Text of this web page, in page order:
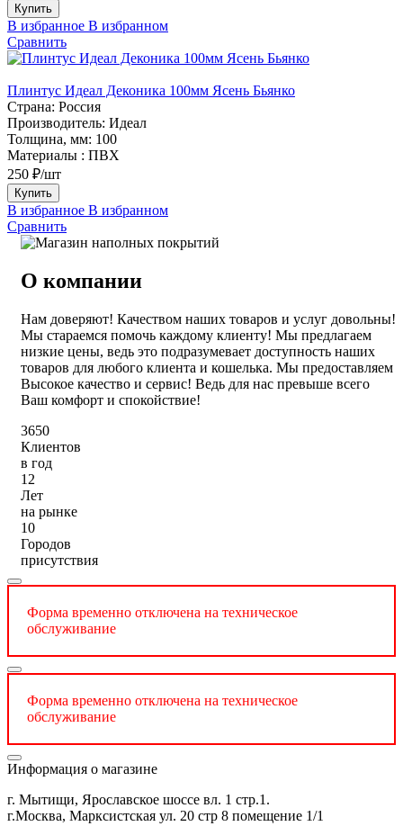
Купить
В избранное В избранном
Сравнить
Плинтус Идеал Деконика 100мм Ясень Бьянко
Страна: Россия
Производитель: Идеал
Толщина, мм: 100
Материалы : ПВХ
250 ₽/шт
Купить
В избранное В избранном
Сравнить
О компании
Нам доверяют! Качеством наших товаров и услуг довольны!
Мы стараемся помочь каждому клиенту! Мы предлагаем
низкие цены, ведь это подразумевает доступность наших
товаров для любого клиента и кошелька. Мы предоставляем
Высокое качество и сервис! Ведь для нас превыше всего
Ваш комфорт и спокойствие!
3650
Клиентов
в год
12
Лет
на рынке
10
Городов
присутствия
Форма временно отключена на техническое
обслуживание
Форма временно отключена на техническое
обслуживание
Информация о магазине
г. Мытищи, Ярославское шоссе вл. 1 стр.1.
г.Москва, Марксистская ул. 20 стр 8 помещение 1/1